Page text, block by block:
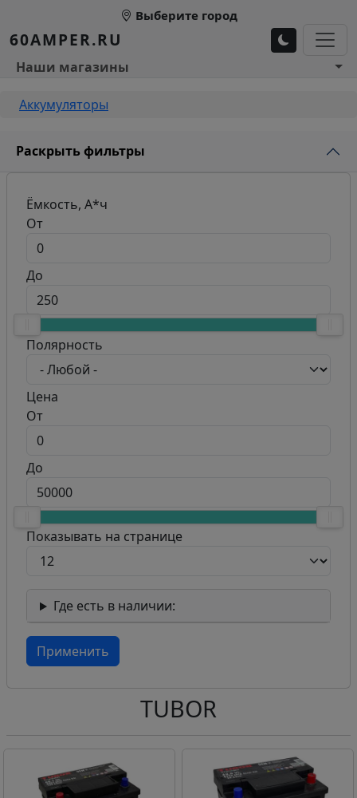
Перейти к основному содержанию
Выберите город
60AMPER.RU
Основное меню 1
Наши магазины
Строка навигации
Аккумуляторы
Раскрыть фильтры
Ёмкость, А*ч
От
До
Полярность
Цена
От
До
Показывать на странице
Где есть в наличии:
TUBOR